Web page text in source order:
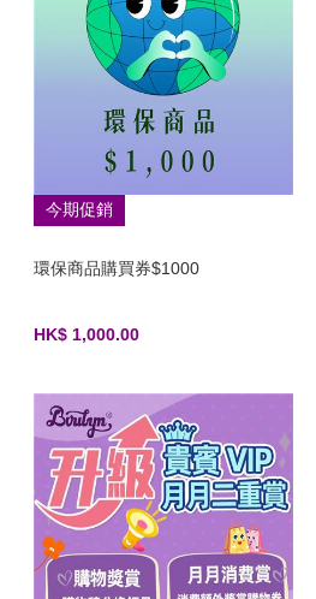
今期促銷
環保商品購買券$1000
HK$ 1,000.00